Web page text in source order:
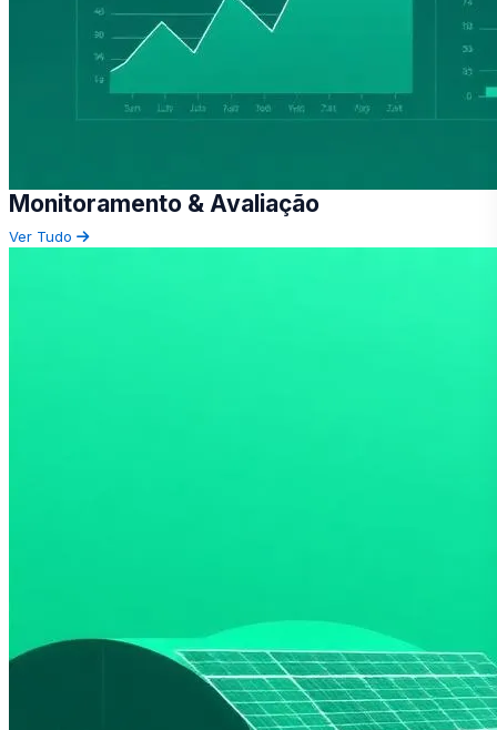
Monitoramento & Avaliação
Ver Tudo